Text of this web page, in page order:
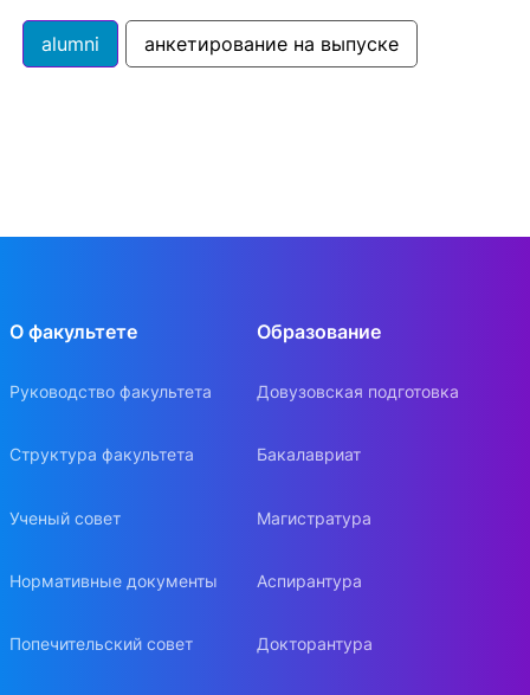
alumni анкетирование на выпуске
О факультете
Руководство факультета
Структура факультета
Ученый совет
Нормативные документы
Попечительский совет
Образование
Довузовская подготовка
Бакалавриат
Магистратура
Аспирантура
Докторантура